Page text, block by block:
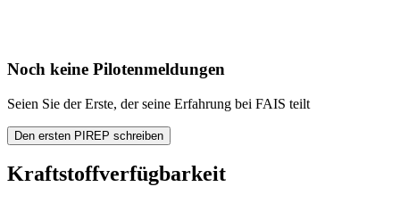
Noch keine Pilotenmeldungen
Seien Sie der Erste, der seine Erfahrung bei FAIS teilt
Den ersten PIREP schreiben
Kraftstoffverfügbarkeit